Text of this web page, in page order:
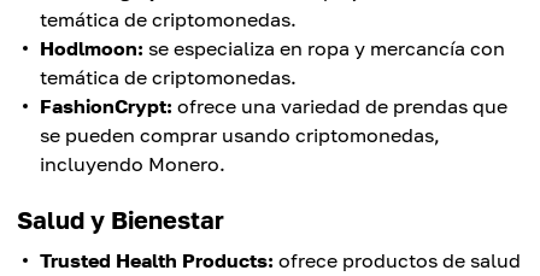
temática de criptomonedas.
Hodlmoon: se especializa en ropa y mercancía con
temática de criptomonedas.
FashionCrypt: ofrece una variedad de prendas que
se pueden comprar usando criptomonedas,
incluyendo Monero.
Salud y Bienestar
Trusted Health Products: ofrece productos de salud